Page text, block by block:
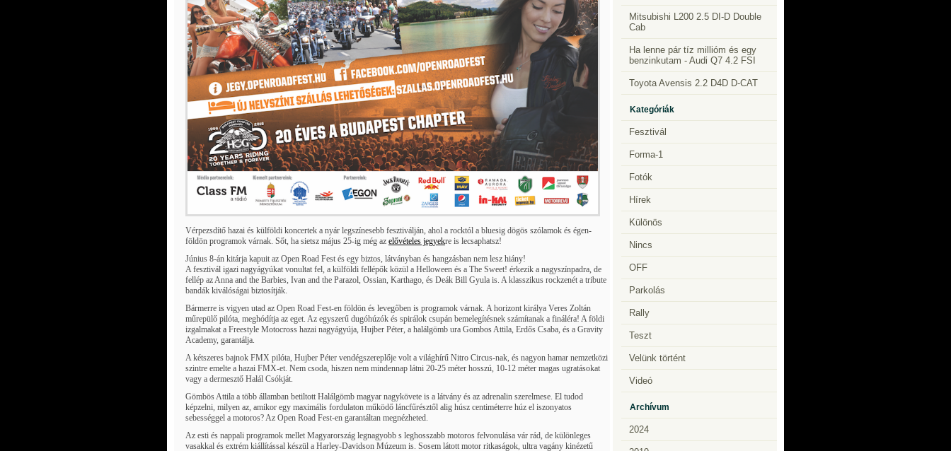
Vérpezsdítő hazai és külföldi koncertek a nyár legszínesebb fesztiválján, ahol a rocktól a bluesig dögös szólamok és égen-
földön programok várnak. Sőt, ha sietsz május 25-ig még az elővételes jegyekre is lecsaphatsz!
Június 8-án kitárja kapuit az Open Road Fest és egy biztos, látványban és hangzásban nem lesz hiány!
A fesztivál igazi nagyágyúkat vonultat fel, a külföldi fellépők közül a Helloween és a The Sweet! érkezik a nagyszínpadra, de
fellép az Anna and the Barbies, Ivan and the Parazol, Ossian, Karthago, és Deák Bill Gyula is. A klasszikus rockzenét a tribute
bandák kiválóságai biztosítják.
Bármerre is vigyen utad az Open Road Fest-en földön és levegőben is programok várnak. A horizont királya Veres Zoltán
műrepülő pilóta, meghódítja az eget. Az egyszerű dugóhúzók és spirálok csupán bemelegítésnek számítanak a fináléra! A földi
izgalmakat a Freestyle Motocross hazai nagyágyúja, Hujber Péter, a halálgömb ura Gombos Attila, Erdős Csaba, és a Gravity
Academy, garantálja.
A kétszeres bajnok FMX pilóta, Hujber Péter vendégszereplője volt a világhírű Nitro Circus-nak, és nagyon hamar nemzetközi
szintre emelte a hazai FMX-et. Nem csoda, hiszen nem mindennap látni 20-25 méter hosszú, 10-12 méter magas ugratásokat
vagy a dermesztő Halál Csókját.
Gömbös Attila a több államban betiltott Halálgömb magyar nagykövete is a látvány és az adrenalin szerelmese. El tudod
képzelni, milyen az, amikor egy maximális fordulaton működő láncfűrésztől alig húsz centiméterre húz el iszonyatos
sebességgel a motoros? Az Open Road Fest-en garantáltan megnézheted.
Az esti és nappali programok mellet Magyarország legnagyobb s leghosszabb motoros felvonulása vár rád, de különleges
vasakkal és extrém kiállítással készül a Harley-Davidson Múzeum is. Sosem látott motor ritkaságok, ultra vagány kinézetű
Mitsubishi L200 2.5 DI-D Double
Cab
Ha lenne pár tíz millióm és egy
benzinkutam - Audi Q7 4.2 FSI
Toyota Avensis 2.2 D4D D-CAT
Kategóriák
Fesztivál
Forma-1
Fotók
Hírek
Különös
Nincs
OFF
Parkolás
Rally
Teszt
Velünk történt
Videó
Archívum
2024